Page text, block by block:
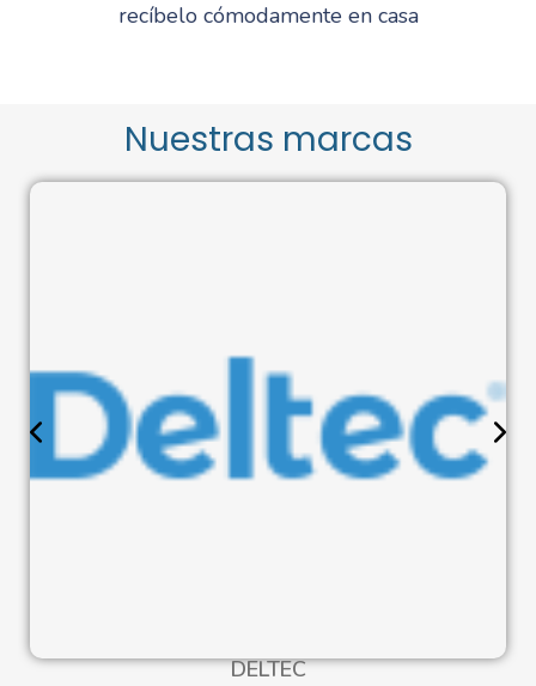
recíbelo cómodamente en casa
Nuestras marcas
DELTEC